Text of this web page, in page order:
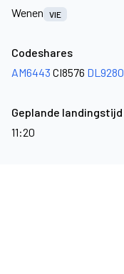
Wenen
VIE
Codeshares
AM6443 CI8576 DL9280
Geplande landingstijd
11:20